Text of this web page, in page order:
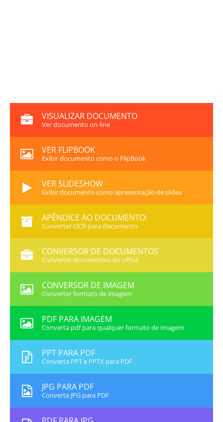
VISUALIZAR DOCUMENTO
Ver documento on-line
VER FLIPBOOK
Exibir documento como o FlipBook
VER SLIDESHOW
Exibir documento como apresentação de slides
APÊNDICE AO DOCUMENTO:
Converter OCR para documento
CONVERSOR DE DOCUMENTOS
Converter documentos do office
CONVERSOR DE IMAGEM
Converter formato de imagem
PDF PARA IMAGEM
Converta pdf para qualquer formato de imagem
PPT PARA PDF
Converta PPT e PPTX para PDF
JPG PARA PDF
Converta JPG para PDF